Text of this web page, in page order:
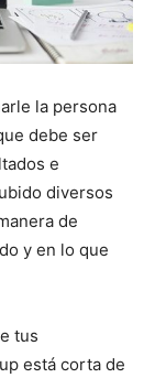
la persona
debe ser
e
diversos
de
y en lo que
tus
está corta de